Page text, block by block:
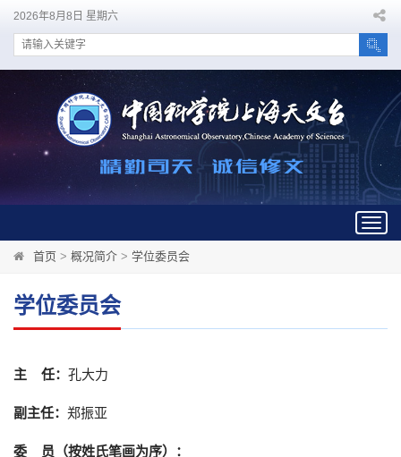
2026年8月8日 星期六
首页 > 概况简介 > 学位委员会
学位委员会
主 任： 孔大力
副主任： 郑振亚
委 员（按姓氏笔画为序）：